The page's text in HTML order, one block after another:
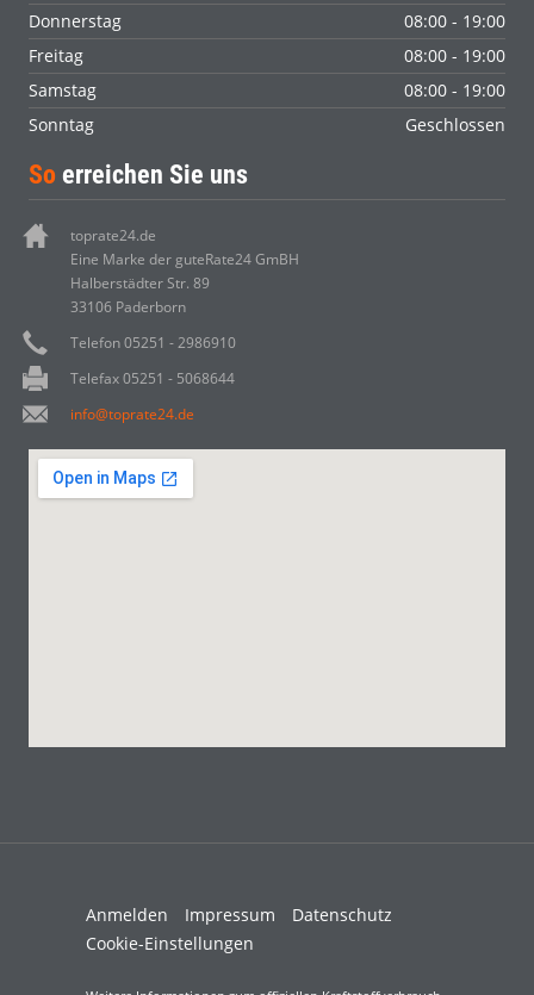
Donnerstag
08:00 - 19:00
Freitag
08:00 - 19:00
Samstag
08:00 - 19:00
Sonntag
Geschlossen
So erreichen Sie uns
toprate24.de
Eine Marke der guteRate24 GmBH
Halberstädter Str. 89
33106 Paderborn
Telefon 05251 - 2986910
Telefax 05251 - 5068644
info@toprate24.de
Anmelden Impressum
Datenschutz
Cookie-Einstellungen